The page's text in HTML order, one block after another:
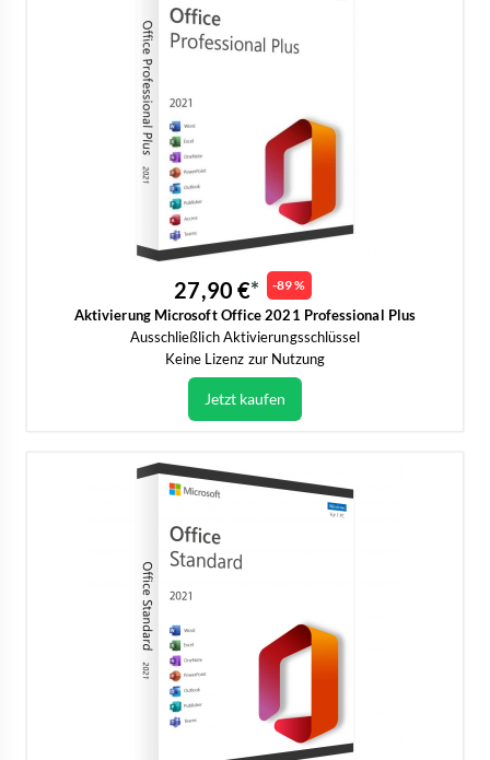
27,90 € -89 %
Aktivierung Microsoft Office 2021 Professional Plus
Ausschließlich Aktivierungsschlüssel
Keine Lizenz zur Nutzung
Jetzt kaufen